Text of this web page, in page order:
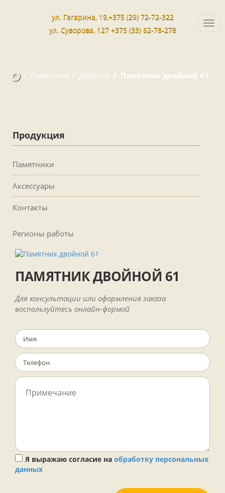
ул. Гагарина, 19,+375 (29) 72-72-322
ул. Суворова, 127 +375 (33) 62-78-278
Памятники Двойные Памятник двойной 61
Продукция
Памятники
Аксессуары
Контакты
Регионы работы
ПАМЯТНИК ДВОЙНОЙ 61
Для консультации или оформления заказа
воспользуйтесь онлайн-формой
Я выражаю согласие на обработку персональных
данных